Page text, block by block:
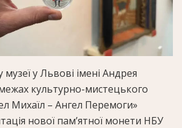
у Львові імені Андрея
культурно-мистецького
Михаїл – Ангел Перемоги»
нової пам’ятної монети НБУ